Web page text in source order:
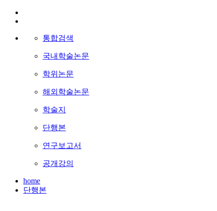
통합검색
국내학술논문
학위논문
해외학술논문
학술지
단행본
연구보고서
공개강의
home
단행본